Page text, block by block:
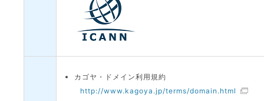
カゴヤ・ドメイン利用規約
http://www.kagoya.jp/terms/domain.html